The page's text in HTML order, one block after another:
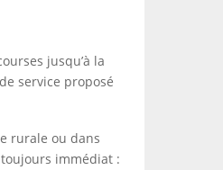
jusqu’à la
service proposé
rurale ou dans
toujours immédiat :